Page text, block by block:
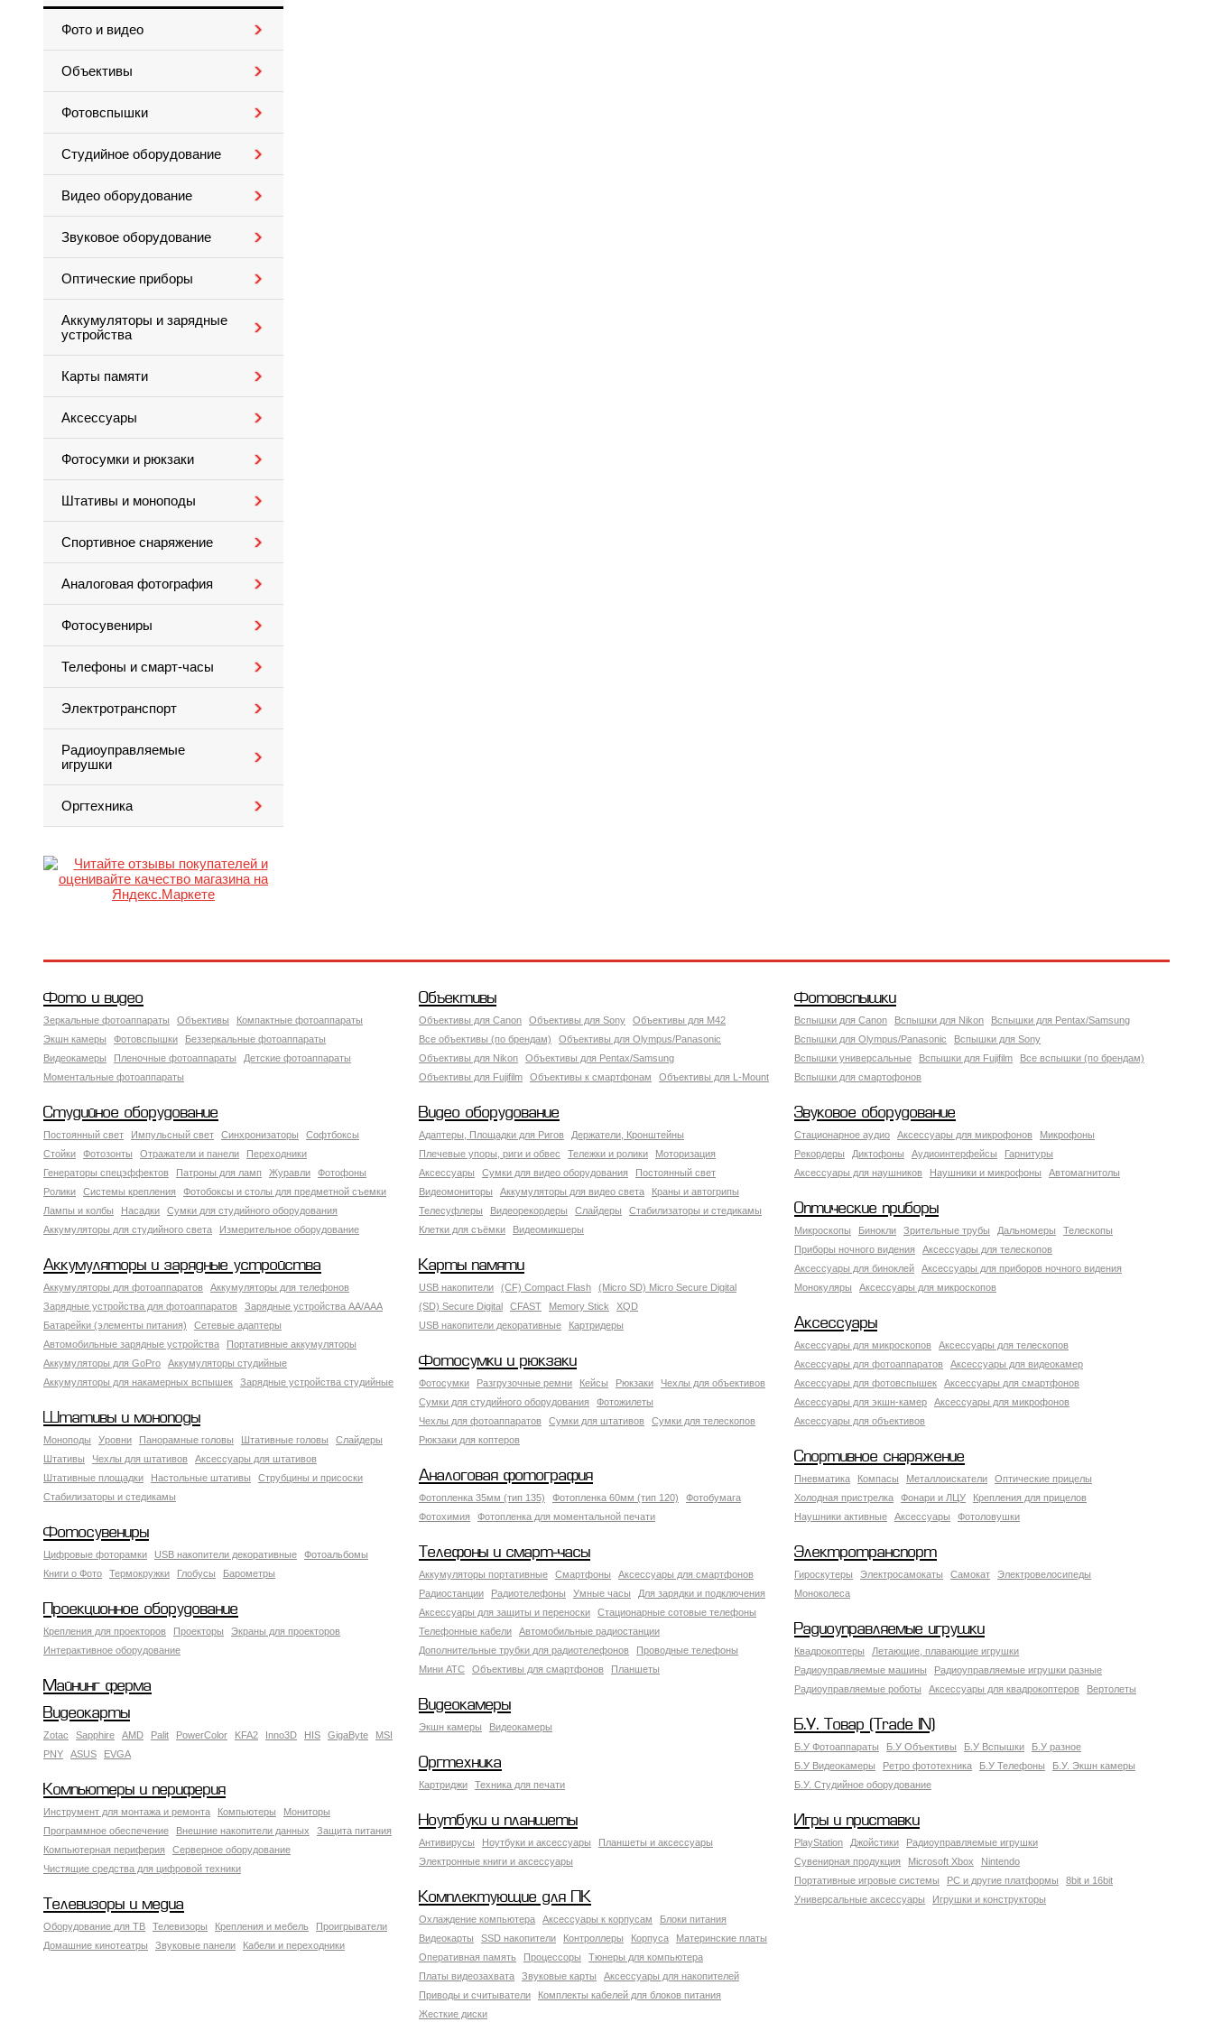
Фото и видео
Объективы
Фотовспышки
Студийное оборудование
Видео оборудование
Звуковое оборудование
Оптические приборы
Аккумуляторы и зарядные
устройства
Карты памяти
Аксессуары
Фотосумки и рюкзаки
Штативы и моноподы
Спортивное снаряжение
Аналоговая фотография
Фотосувениры
Телефоны и смарт-часы
Электротранспорт
Радиоуправляемые
игрушки
Оргтехника
Фото и видео
Зеркальные фотоаппараты Объективы
Компактные фотоаппараты
Экшн камеры
Фотовспышки
Беззеркальные фотоаппараты
Видеокамеры
Пленочные фотоаппараты
Детские фотоаппараты
Моментальные фотоаппараты
Объективы
Объективы для Canon Объективы для Sony
Объективы для M42
Все объективы (по брендам)
Объективы для Olympus/Panasonic
Объективы для Nikon
Объективы для Pentax/Samsung
Объективы для Fujifilm
Объективы к смартфонам Объективы для L-Mount
Фотовспышки
Вспышки для Canon Вспышки для Nikon
Вспышки для Pentax/Samsung
Вспышки для Olympus/Panasonic
Вспышки для Sony
Вспышки универсальные
Вспышки для Fujifilm
Все вспышки (по брендам)
Вспышки для смартофонов
Студийное оборудование
Постоянный свет Импульсный свет Синхронизаторы
Софтбоксы
Стойки
Фотозонты Отражатели и панели
Переходники
Генераторы спецэффектов
Патроны для ламп Журавли
Фотофоны
Ролики
Системы крепления
Фотобоксы и столы для предметной съемки
Лампы и колбы
Насадки
Сумки для студийного оборудования
Аккумуляторы для студийного света
Измерительное оборудование
Видео оборудование
Адаптеры, Площадки для Ригов
Держатели, Кронштейны
Плечевые упоры, риги и обвес
Тележки и ролики
Моторизация
Аксессуары
Сумки для видео оборудования
Постоянный свет
Видеомониторы
Аккумуляторы для видео света
Краны и автогрипы
Телесуфлеры
Видеорекордеры Слайдеры
Стабилизаторы и стедикамы
Клетки для съёмки
Видеомикшеры
Звуковое оборудование
Стационарное аудио Аксессуары для микрофонов
Микрофоны
Рекордеры
Диктофоны Аудиоинтерфейсы
Гарнитуры
Аксессуары для наушников
Наушники и микрофоны Автомагнитолы
Оптические приборы
Микроскопы Бинокли Зрительные трубы Дальномеры
Телескопы
Приборы ночного видения
Аксессуары для телескопов
Аксессуары для биноклей
Аксессуары для приборов ночного видения
Монокуляры
Аксессуары для микроскопов
Аккумуляторы и зарядные устройства
Аккумуляторы для фотоаппаратов
Аккумуляторы для телефонов
Зарядные устройства для фотоаппаратов
Зарядные устройства AA/AAA
Батарейки (элементы питания)
Сетевые адаптеры
Автомобильные зарядные устройства
Портативные аккумуляторы
Аккумуляторы для GoPro
Аккумуляторы студийные
Аккумуляторы для накамерных вспышек
Зарядные устройства студийные
Карты памяти
USB накопители (CF) Compact Flash
(Micro SD) Micro Secure Digital
(SD) Secure Digital
CFAST Memory Stick
XQD
USB накопители декоративные
Картридеры Аксессуары
Аксессуары для микроскопов
Аксессуары для телескопов
Аксессуары для фотоаппаратов
Аксессуары для видеокамер
Аксессуары для фотовспышек
Аксессуары для смартфонов
Аксессуары для экшн-камер
Аксессуары для микрофонов
Аксессуары для объективов
Фотосумки и рюкзаки
Фотосумки Разгрузочные ремни Кейсы Рюкзаки
Чехлы для объективов
Сумки для студийного оборудования
Фотожилеты
Чехлы для фотоаппаратов
Сумки для штативов
Сумки для телескопов
Рюкзаки для коптеров
Штативы и моноподы
Моноподы Уровни Панорамные головы Штативные головы
Слайдеры
Штативы
Чехлы для штативов
Аксессуары для штативов
Штативные площадки
Настольные штативы
Струбцины и присоски
Стабилизаторы и стедикамы
Спортивное снаряжение
Пневматика Компасы Металлоискатели
Оптические прицелы
Холодная пристрелка
Фонари и ЛЦУ
Крепления для прицелов
Наушники активные
Аксессуары Фотоловушки
Аналоговая фотография
Фотопленка 35мм (тип 135) Фотопленка 60мм (тип 120)
Фотобумага
Фотохимия
Фотопленка для моментальной печати
Фотосувениры
Цифровые фоторамки USB накопители декоративные
Фотоальбомы
Книги о Фото
Термокружки Глобусы Барометры
Телефоны и смарт-часы
Аккумуляторы портативные Смартфоны
Аксессуары для смартфонов
Радиостанции
Радиотелефоны Умные часы
Для зарядки и подключения
Аксессуары для защиты и переноски
Стационарные сотовые телефоны
Телефонные кабели
Автомобильные радиостанции
Дополнительные трубки для радиотелефонов
Проводные телефоны
Мини АТС
Объективы для смартфонов Планшеты
Электротранспорт
Гироскутеры Электросамокаты Самокат
Электровелосипеды
Моноколеса
Проекционное оборудование
Крепления для проекторов Проекторы
Экраны для проекторов
Интерактивное оборудование
Радиоуправляемые игрушки
Квадрокоптеры
Летающие, плавающие игрушки
Радиоуправляемые машины
Радиоуправляемые игрушки разные
Радиоуправляемые роботы
Аксессуары для квадрокоптеров Вертолеты
Майнинг ферма
Видеокамеры
Экшн камеры Видеокамеры
Видеокарты
Zotac Sapphire AMD Palit PowerColor KFA2 Inno3D HIS GigaByte
MSI
PNY
ASUS EVGA
Б.У. Товар (Trade IN)
Б.У Фотоаппараты Б.У Объективы Б.У Вспышки
Б.У разное
Б.У Видеокамеры
Ретро фототехника Б.У Телефоны
Б.У. Экшн камеры
Б.У. Студийное оборудование
Оргтехника
Картриджи Техника для печати
Компьютеры и периферия
Инструмент для монтажа и ремонта Компьютеры
Мониторы
Программное обеспечение
Внешние накопители данных
Защита питания
Компьютерная периферия
Серверное оборудование
Чистящие средства для цифровой техники
Ноутбуки и планшеты
Антивирусы Ноутбуки и аксессуары
Планшеты и аксессуары
Электронные книги и аксессуары
Игры и приставки
PlayStation Джойстики
Радиоуправляемые игрушки
Сувенирная продукция
Microsoft Xbox
Nintendo
Портативные игровые системы
PC и другие платформы
8bit и 16bit
Универсальные аксессуары
Игрушки и конструкторы
Комплектующие для ПК
Охлаждение компьютера Аксессуары к корпусам
Блоки питания
Видеокарты
SSD накопители Контроллеры Корпуса
Материнские платы
Оперативная память
Процессоры
Тюнеры для компьютера
Платы видеозахвата
Звуковые карты
Аксессуары для накопителей
Приводы и считыватели
Комплекты кабелей для блоков питания
Жесткие диски
Телевизоры и медиа
Оборудование для ТВ Телевизоры Крепления и мебель
Проигрыватели
Домашние кинотеатры
Звуковые панели Кабели и переходники